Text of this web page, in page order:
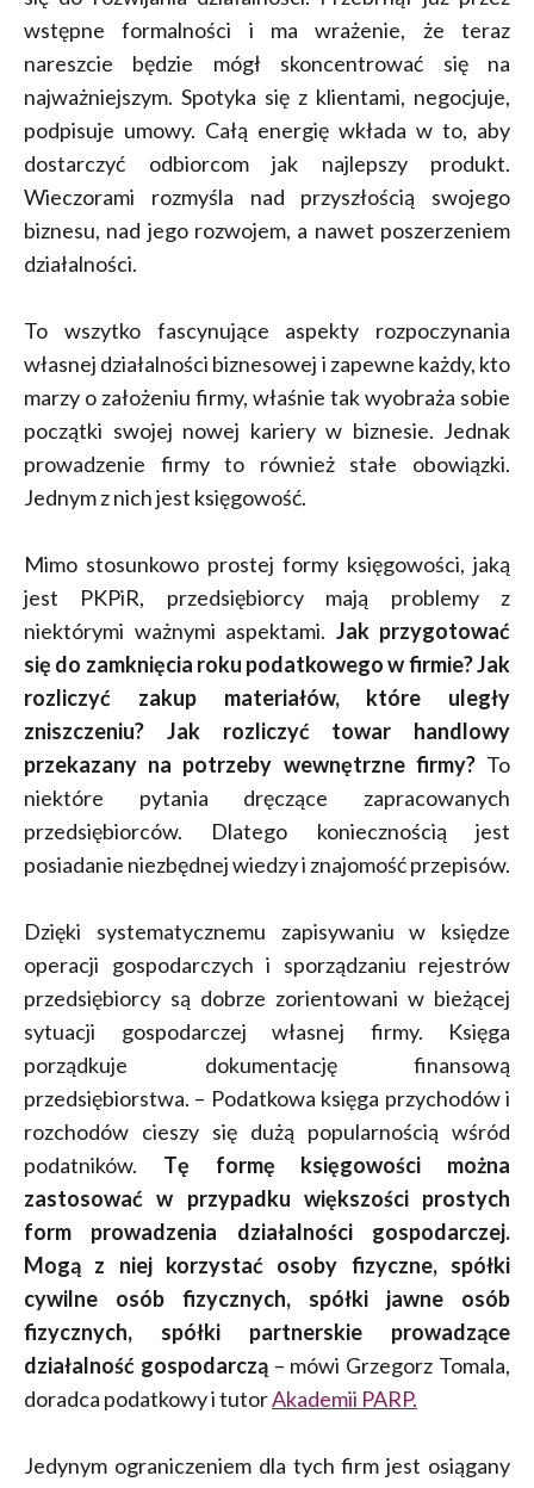
wstępne formalności i ma wrażenie, że teraz
nareszcie będzie mógł skoncentrować się na
najważniejszym. Spotyka się z klientami, negocjuje,
podpisuje umowy. Całą energię wkłada w to, aby
dostarczyć odbiorcom jak najlepszy produkt.
Wieczorami rozmyśla nad przyszłością swojego
biznesu, nad jego rozwojem, a nawet poszerzeniem
działalności.
To wszytko fascynujące aspekty rozpoczynania
własnej działalności biznesowej i zapewne każdy, kto
marzy o założeniu firmy, właśnie tak wyobraża sobie
początki swojej nowej kariery w biznesie. Jednak
prowadzenie firmy to również stałe obowiązki.
Jednym z nich jest księgowość.
Mimo stosunkowo prostej formy księgowości, jaką
jest PKPiR, przedsiębiorcy mają problemy z
niektórymi ważnymi aspektami. Jak przygotować
się do zamknięcia roku podatkowego w firmie? Jak
rozliczyć zakup materiałów, które uległy
zniszczeniu? Jak rozliczyć towar handlowy
przekazany na potrzeby wewnętrzne firmy? To
niektóre pytania dręczące zapracowanych
przedsiębiorców. Dlatego koniecznością jest
posiadanie niezbędnej wiedzy i znajomość przepisów.
Dzięki systematycznemu zapisywaniu w księdze
operacji gospodarczych i sporządzaniu rejestrów
przedsiębiorcy są dobrze zorientowani w bieżącej
sytuacji gospodarczej własnej firmy. Księga
porządkuje dokumentację finansową
przedsiębiorstwa. – Podatkowa księga przychodów i
rozchodów cieszy się dużą popularnością wśród
podatników. Tę formę księgowości można
zastosować w przypadku większości prostych
form prowadzenia działalności gospodarczej.
Mogą z niej korzystać osoby fizyczne, spółki
cywilne osób fizycznych, spółki jawne osób
fizycznych, spółki partnerskie prowadzące
działalność gospodarczą– mówi Grzegorz Tomala,
doradca podatkowy i tutorAkademii PARP.
Jedynym ograniczeniem dla tych firm jest osiągany